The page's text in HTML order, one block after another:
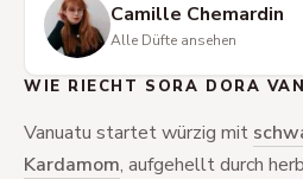
Camille Chemardin
Alle Düfte ansehen
WIE RIECHT SORA DORA
Vanuatu startet würzig mit
Kardamom, aufgehellt durch